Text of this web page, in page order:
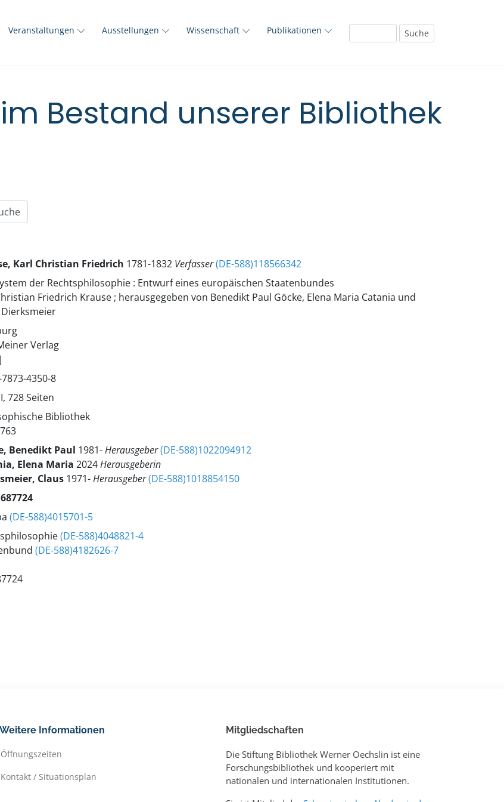
Veranstaltungen Ausstellungen Wissenschaft Publikationen
Bestand unserer Bibliothek
Karl Christian Friedrich 1781-1832 Verfasser(DE-588)118566342
der Rechtsphilosophie : Entwurf eines europäischen Staatenbundes
Friedrich Krause ; herausgegeben von Benedikt Paul Göcke, Elena Maria Catania und
Dierksmeier
Verlag
4350-8
728 Seiten
Bibliothek
Benedikt Paul 1981-Herausgeber(DE-588)1022094912
Elena Maria 2024Herausgeberin
Claus 1971-Herausgeber(DE-588)1018854150
(DE-588)4015701-5
(DE-588)4048821-4
(DE-588)4182626-7
Weitere Informationen
Öffnungszeiten
Kontakt / Situationsplan
Mitgliedschaften
Die Stiftung Bibliothek Werner Oechslin ist eine
Forschungsbibliothek und kooperiert mit
nationalen und internationalen Institutionen.